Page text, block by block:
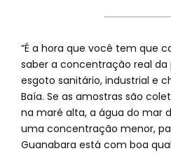
“É a hora que você tem que
saber a concentração real da
esgoto sanitário, industrial e
Baía. Se as amostras são
na maré alta, a água do mar
uma concentração menor,
Guanabara está com boa